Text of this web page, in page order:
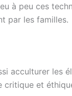
à peu ces
par les familles.
acculturer
et